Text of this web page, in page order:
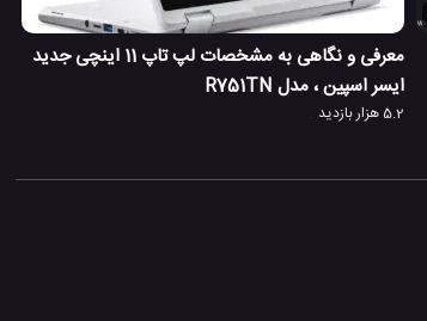
معرفی و نگاهی به مشخصات لپ تاپ 11 اینچی جدید
ایسر اسپین ، مدل R751TN
5.2 هزار بازدید